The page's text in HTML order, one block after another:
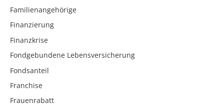
Familienangehörige
Finanzierung
Finanzkrise
Fondgebundene Lebensversicherung
Fondsanteil
Franchise
Frauenrabatt